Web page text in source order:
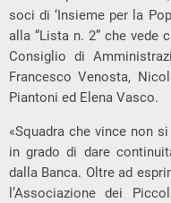
soci di ‘Insieme per la
alla “Lista n. 2” che vede
Consiglio di
Francesco Venosta,
Piantoni ed Elena Vasco.
«Squadra che vince non
in grado di dare
dalla Banca. Oltre ad
l’Associazione dei